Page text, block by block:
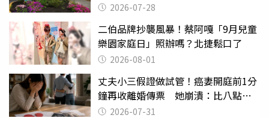
2026-07-28
二伯品牌抄襲風暴！蔡阿嘎「9月兒童
樂園家庭日」照辦嗎？北捷鬆口了
2026-08-01
丈夫小三假證做試管！癌妻開庭前1分
鐘再收離婚傳票 她崩潰：比八點檔
還扯2026-07-31